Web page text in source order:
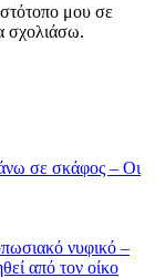
μου σε
σχολιάσω.
σε σκάφος – Οι
νυφικό –
από τον οίκο